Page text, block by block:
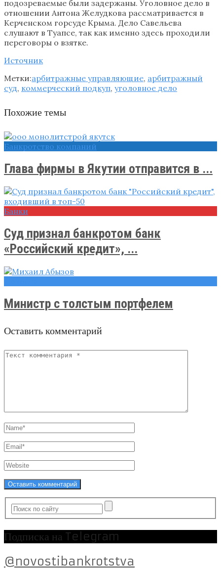
подозреваемые были задержаны. Уголовное дело в
отношении Антона Желудкова рассматривается в
Керченском горсуде Крыма. Дело Савельева
слушают в Туапсе, так как именно здесь проходили
переговоры о взятке.
Источник
Метки:арбитражные управляющие, арбитражный
суд, коммерческий подкуп, уголовное дело
Похожие темы
Банкротство компаний
Глава фирмы в Якутии отправится в ...
Банки
Суд признал банкротом банк
«Российский кредит», ...
Министр с толстым портфелем
Оставить комментарий
Подписка на Telegram
@novostibankrotstva